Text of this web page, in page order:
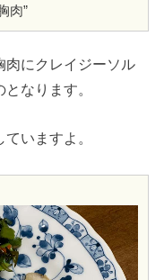
肉”
肉にクレイジーソル
なります。
いますよ。